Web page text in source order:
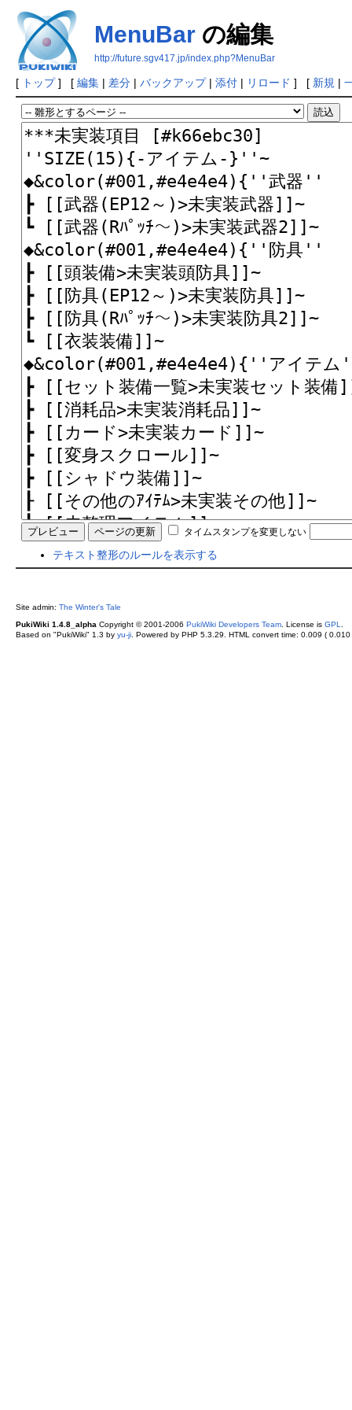
MenuBarの編集
http://future.sgv417.jp/index.php?MenuBar
[ トップ] [ 編集| 差分| バックアップ| 添付| リロード ] [ 新規 |
タイムスタンプを変更しない
テキスト整形のルールを表示する
Site admin: The Winter's Tale
PukiWiki 1.4.8_alpha Copyright © 2001-2006 PukiWiki Developers Team. License is GPL
Based on "PukiWiki" 1.3 by yu-ji. Powered by PHP 5.3.29. HTML convert time: 0.009 ( 0.010